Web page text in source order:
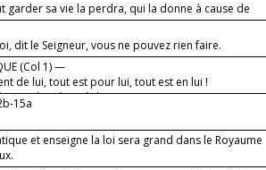
garder sa vie la perdra, qui la donne à cause de
dit le Seigneur, vous ne pouvez rien faire.
(Col 1) —
de lui, tout est pour lui, tout est en lui !
Dieu dans les siècles !
15a
et enseigne la loi sera grand dans le Royaume